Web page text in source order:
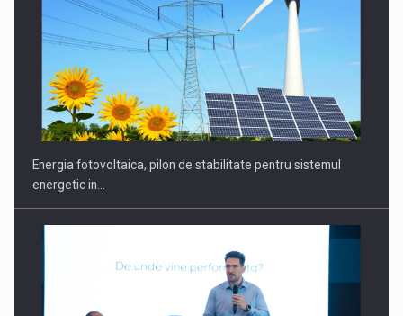
CEO Conference - Shaping The Future - Technology and…
Energia fotovoltaica, pilon de stabilitate pentru sistemul
energetic in…